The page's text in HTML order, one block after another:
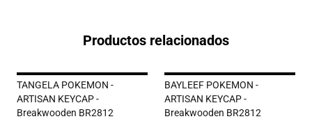
Productos relacionados
TANGELA POKEMON -
ARTISAN KEYCAP -
Breakwooden BR2812
BAYLEEF POKEMON -
ARTISAN KEYCAP -
Breakwooden BR2812